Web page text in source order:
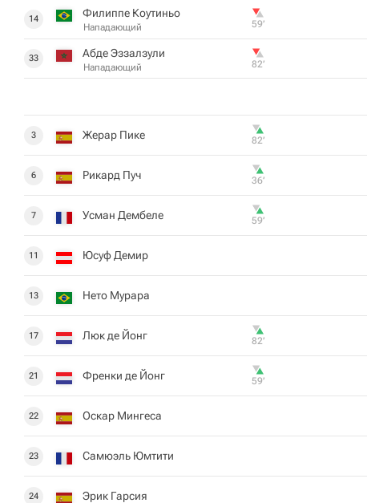
14 Филиппе Коутиньо
Нападающий 59‎’‎
33 Абде Эззалзули
Нападающий 82‎’‎
3 Жерар Пике 82‎’‎
6 Рикард Пуч 36‎’‎
7 Усман Дембеле 59‎’‎
11 Юсуф Демир
13 Нето Мурара
17 Люк де Йонг 82‎’‎
21 Френки де Йонг 59‎’‎
22 Оскар Мингеса
23 Самюэль Юмтити
24 Эрик Гарсия